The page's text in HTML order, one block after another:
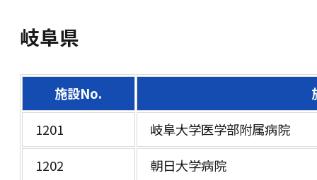
岐阜県
施設No.
1201
岐阜大学医学部附属病院
1202
朝日大学病院